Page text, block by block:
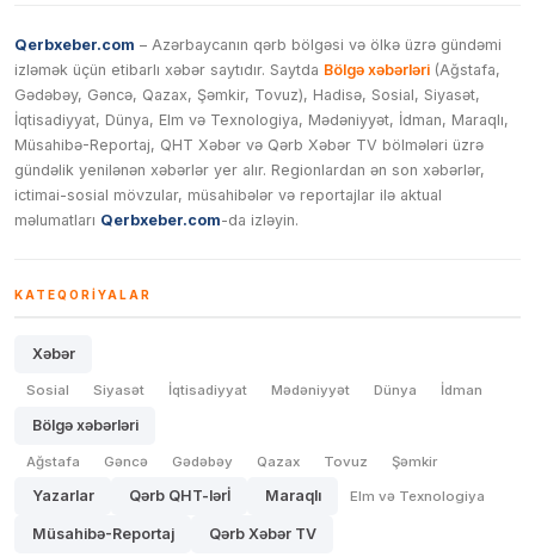
Qerbxeber.com – Azərbaycanın qərb bölgəsi və ölkə üzrə gündəmi
izləmək üçün etibarlı xəbər saytıdır. Saytda Bölgə xəbərləri (Ağstafa,
Gədəbəy, Gəncə, Qazax, Şəmkir, Tovuz), Hadisə, Sosial, Siyasət,
İqtisadiyyat, Dünya, Elm və Texnologiya, Mədəniyyət, İdman, Maraqlı,
Müsahibə-Reportaj, QHT Xəbər və Qərb Xəbər TV bölmələri üzrə
gündəlik yenilənən xəbərlər yer alır. Regionlardan ən son xəbərlər,
ictimai-sosial mövzular, müsahibələr və reportajlar ilə aktual
məlumatları Qerbxeber.com-da izləyin.
KATEQORIYALAR
Xəbər
Sosial Siyasət İqtisadiyyat Mədəniyyət Dünya İdman
Bölgə xəbərləri
Ağstafa Gəncə Gədəbəy Qazax Tovuz Şəmkir
Yazarlar Qərb QHT-lərİ Maraqlı Elm və Texnologiya
Müsahibə-Reportaj Qərb Xəbər TV